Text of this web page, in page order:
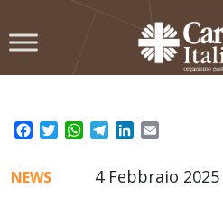
to
Facebook
TwitterWhatsApp
TelegramLinkedIn
4 Febbraio 2025
NEWS